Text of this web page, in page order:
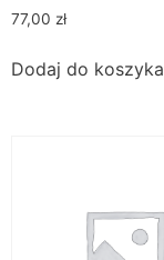
77,00 zł
Dodaj do koszyka